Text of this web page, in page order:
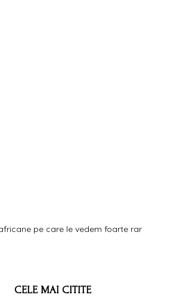
pe care le vedem foarte rar
CELE MAI CITITE